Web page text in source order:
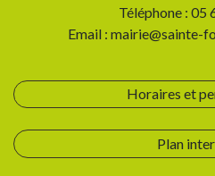
Téléphone : 05
Email : mairie@sainte-
Horaires et
Plan